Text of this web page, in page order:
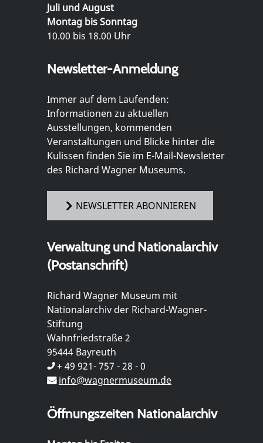
Juli und August
Montag bis Sonntag
10.00 bis 18.00 Uhr
Newsletter-Anmeldung
Immer auf dem Laufenden:
Informationen zu aktuellen
Ausstellungen, kommenden
Veranstaltungen und Blicke hinter die
Kulissen finden Sie im E-Mail-Newsletter
des Richard Wagner Museums.
NEWSLETTER ABONNIEREN
Verwaltung und Nationalarchiv
(Postanschrift)
Richard Wagner Museum mit
Nationalarchiv der Richard-Wagner-
Stiftung
Wahnfriedstraße 2
95444 Bayreuth
+ 49 921- 757 - 28 - 0
info@wagnermuseum.de
Öffnungszeiten Nationalarchiv